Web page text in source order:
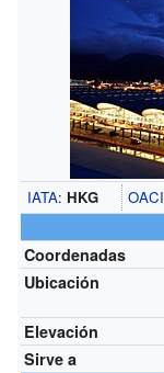
IATA: HKG OACI
Coordenadas
Ubicación
Elevación
Sirve a